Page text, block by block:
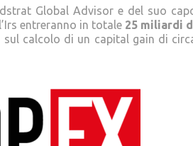
Global Advisor e del suo
entreranno in totale 25 miliardi
sul calcolo di un capital gain di